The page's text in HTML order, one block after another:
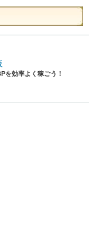
を効率よく稼ごう！